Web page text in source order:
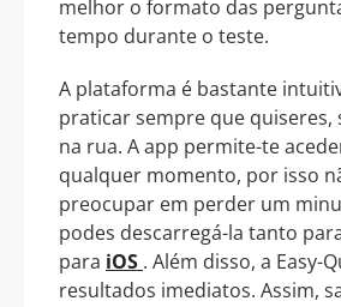
melhor o formato das
tempo durante o teste.
A plataforma é bastante
praticar sempre que quiseres,
na rua. A app permite-te
qualquer momento, por isso
preocupar em perder um
podes descarregá-la tanto
para iOS . Além disso, a Easy-
resultados imediatos. Assim,